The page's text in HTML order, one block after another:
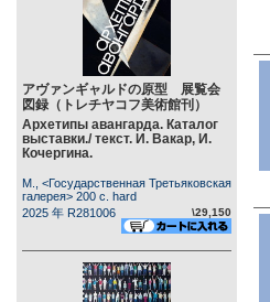
アヴァンギャルドの原型 展覧会
図録（トレチヤコフ美術館刊）
Архетипы авангарда. Каталог
выставки./ текст. И. Вакар, И.
Кочергина.
М., <Государственная Третьяковская
галерея> 200 c. hard
2025 年 R281006
\29,150